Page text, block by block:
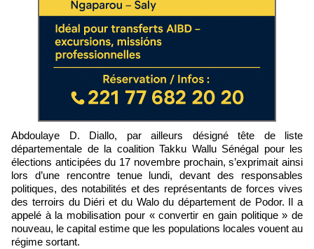
Abdoulaye D. Diallo, par ailleurs désigné tête de liste
départementale de la coalition Takku Wallu Sénégal pour les
élections anticipées du 17 novembre prochain, s’exprimait ainsi
lors d’une rencontre tenue lundi, devant des responsables
politiques, des notabilités et des représentants de forces vives
des terroirs du Diéri et du Walo du département de Podor. Il a
appelé à la mobilisation pour « convertir en gain politique » de
nouveau, le capital estime que les populations locales vouent au
régime sortant.